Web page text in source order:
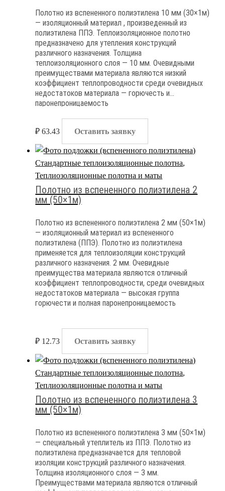
Полотно из вспененного полиэтилена 10 мм (30×1м)
— изоляционный материал , произведенный из
полиэтилена ППЭ. Теплоизоляционное полотно
предназначено для утепления конструкций
различного назначения. Толщина
теплоизоляционного слоя — 10 мм. Очевидными
преимуществами материала являются низкий
коэффициент теплопроводности среди очевидных
недостатоков материала — горючесть и
паронепроницаемость
₽ 63.43 Оставить заявку
Стандартные теплоизоляционные полотна,
Теплиозоляционные полотна и маты
Полотно из вспененного полиэтилена 2
мм (50×1м)
Полотно из вспененного полиэтилена 2 мм (50×1м)
— изоляционный материал из вспененного
полиэтилена (ППЭ). Полотно из полиэтилена
применяется для теплоизоляции конструкций
различного назначения. 2 мм. Очевидные
преимущества материала являются отличный
коэффициент теплопроводности, среди очевидных
недостатоков материала — высокая группа
горючести и полная паронепроницаемость
₽ 12.73 Оставить заявку
Стандартные теплоизоляционные полотна,
Теплиозоляционные полотна и маты
Полотно из вспененного полиэтилена 3
мм (50×1м)
Полотно из вспененного полиэтилена 3 мм (50×1м)
— специальный утеплитель из ППЭ. Полотно из
полиэтилена предназначается для тепловой
изоляции конструкций различного назначения.
Толщина изоляционного слоя — 3 мм.
Преимуществами материала являются отличный